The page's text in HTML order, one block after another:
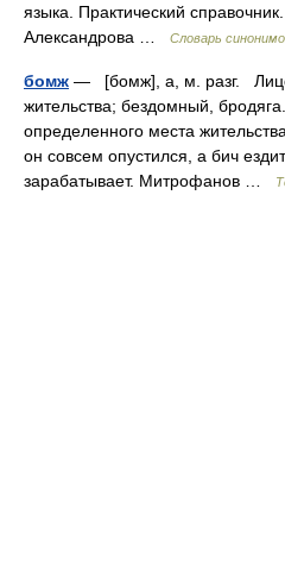
языка. Практический
Александрова …
Словарь
бомж — [бомж], а, м. разг. Лицо
жительства; бездомный,
определенного места
он совсем опустился, а бич
зарабатывает. Митрофанов …